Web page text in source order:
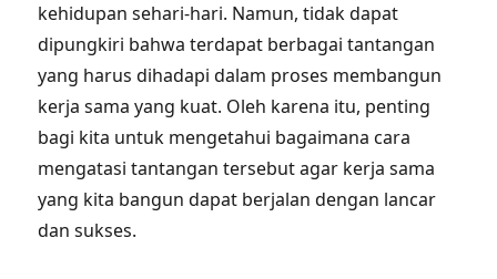
kehidupan sehari-hari. Namun, tidak dapat
dipungkiri bahwa terdapat berbagai tantangan
yang harus dihadapi dalam proses membangun
kerja sama yang kuat. Oleh karena itu, penting
bagi kita untuk mengetahui bagaimana cara
mengatasi tantangan tersebut agar kerja sama
yang kita bangun dapat berjalan dengan lancar
dan sukses.